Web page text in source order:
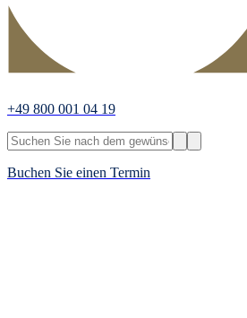
+49 800 001 04 19
Buchen Sie einen Termin